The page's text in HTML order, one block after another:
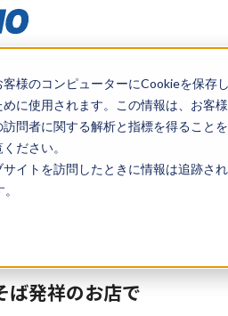
様のコンピューターにCookieを保
に使用されます。この情報は、お客
問者に関する解析と指標を得ること
ださい。
イトを訪問したときに情報は追跡さ
ば発祥のお店で